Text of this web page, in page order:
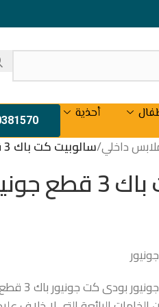
أحذية
داخلي/سالوبيت كت باك 3 قطع جونيور
سالوبيت